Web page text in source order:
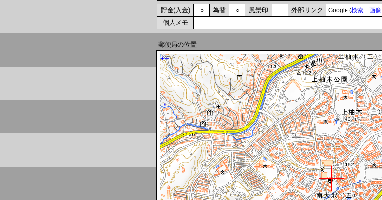
貯金(入金) ○ 為替 ○ 風景印 外部リンク Google (検索 画像
個人メモ
郵便局の位置